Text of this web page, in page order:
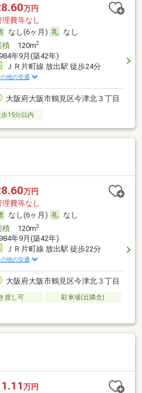
万円
理費等なし
なし(6ヶ月)
なし
積120m2
年9月(築42年)
ＪＲ片町線 放出駅 徒歩24分
の他の交通
大阪府大阪市鶴見区今津北３丁目
15分以内
万円
理費等なし
なし(6ヶ月)
なし
積120m2
年9月(築42年)
ＪＲ片町線 放出駅 徒歩22分
の他の交通
大阪府大阪市鶴見区今津北３丁目
渡し可
駐車場(近隣含)
万円